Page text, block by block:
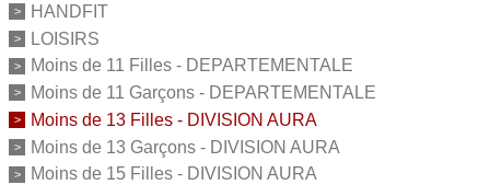
HANDFIT
LOISIRS
Moins de 11 Filles - DEPARTEMENTALE
Moins de 11 Garçons - DEPARTEMENTALE
Moins de 13 Filles - DIVISION AURA
Moins de 13 Garçons - DIVISION AURA
Moins de 15 Filles - DIVISION AURA